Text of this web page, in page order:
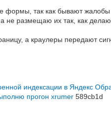
формы, так как бывают жалобы
не размещаю их так, как
а краулеры передают
индексации в Яндекс
прогон xrumer 589cb1d